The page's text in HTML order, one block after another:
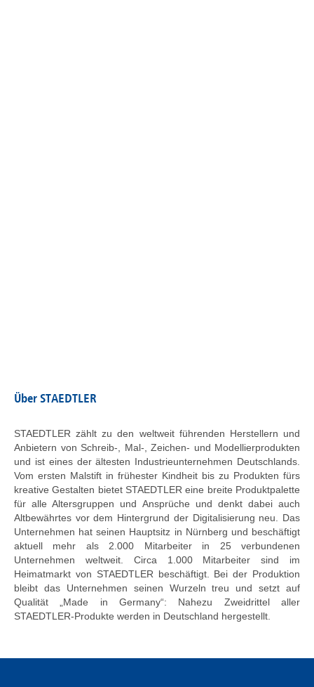
Über STAEDTLER
STAEDTLER zählt zu den weltweit führenden Herstellern und
Anbietern von Schreib-, Mal-, Zeichen- und Modellierprodukten
und ist eines der ältesten Industrieunternehmen Deutschlands.
Vom ersten Malstift in frühester Kindheit bis zu Produkten fürs
kreative Gestalten bietet STAEDTLER eine breite Produktpalette
für alle Altersgruppen und Ansprüche und denkt dabei auch
Altbewährtes vor dem Hintergrund der Digitalisierung neu. Das
Unternehmen hat seinen Hauptsitz in Nürnberg und beschäftigt
aktuell mehr als 2.000 Mitarbeiter in 25 verbundenen
Unternehmen weltweit. Circa 1.000 Mitarbeiter sind im
Heimatmarkt von STAEDTLER beschäftigt. Bei der Produktion
bleibt das Unternehmen seinen Wurzeln treu und setzt auf
Qualität „Made in Germany“: Nahezu Zweidrittel aller
STAEDTLER-Produkte werden in Deutschland hergestellt.